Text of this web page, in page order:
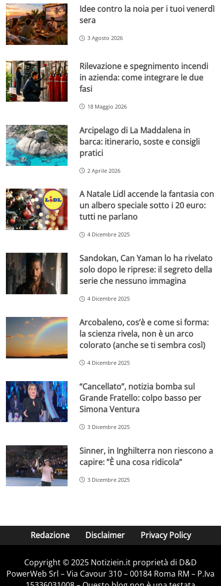
Idee contro la noia per i tuoi venerdì
sera
3 Agosto 2026
Rilevazione e spegnimento incendi
in azienda: come integrare le due
fasi
18 Maggio 2026
Arcipelago di La Maddalena in
barca: itinerario, soste e consigli
pratici
2 Aprile 2026
A Natale Lidl accende la fantasia con
un albero speciale sotto i 20 euro:
tutti ne parlano
4 Dicembre 2025
Sandokan, Can Yaman lo ha rivelato
solo dopo le riprese: il segreto della
serie che nessuno immagina
4 Dicembre 2025
Arcobaleno, cos’è e come si forma:
la scienza rivela, non è un arco
colorato (anche se ti sembra così)
4 Dicembre 2025
“Cancellato”, notizia bomba sul
Grande Fratello: colpo basso per
Simona Ventura
3 Dicembre 2025
Sinner, in Inghilterra non riescono a
capire: ”È una cosa ridicola”
3 Dicembre 2025
Redazione Disclaimer Privacy Policy
Copyright © 2025 Notiziein.it proprietà di D&D
PowerWeb Srl – Via Cavour 310 – 00184 Roma RM – P.Iva